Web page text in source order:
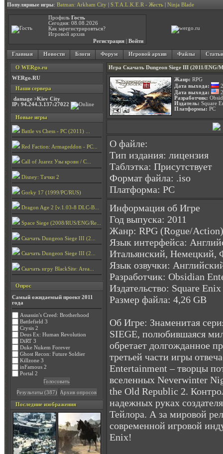
Популярные игры: Batman: Arkham City S.T.A.L.K.E.R - Жесть Ninja Blade
Профиль Гость
Сегодня: 08.08.2026
Как зарегистрировться?
Игровой архив
Регистрация
Войти
Главная Новости Блоги Форум Игровой архив Файлы Статьи
О WERgo.ru
WERgo.RU
Наши сервера
damage >Kiev City
IP: 94.244.3.137:27022
Новые игры
Battle vs Chess - PC (2011) ...
Red Faction: Armageddon - PC...
Call of Juarez Узы крови / C...
Disney: Тачки 2
Gorky 17 (1999/PC/RUS)
Dragon Age 2 [v.1.03-8 DLC-B...
Space Siege (2008/RUS/ENG/Re...
Скачать Dungeon Siege III (2...
Скачать Dungeon Siege III (2...
Скачать игру BlackSite: Area...
Опрос
Самый ожидаемый проект 2011
года
Assassin's Creed: Brotherhood
Battlefield 3
Crysis 2
Deus Ex: Human Revolution
DiRT 3
Duke Nukem Forever
Ghost Recon: Future Soldier
Killzone 3
inFamous 2
Portal 2
Последние изображения
Игра Скачать Dungeon Siege III (2011/ENG/
Жанр: RPG
Дата выхода:
Дата выхода:
Разработчик:
Издатель: Square
Платформы: PC
О файле:
Тип издания: лицензия
Таблэтка: Присутствует
Формат файла: .iso
Платформа: PC
Информация об Игре
Год выпуска: 2011
Жанр: RPG (Rogue/
Язык интерфейса:
Итальянский, Немецкий,
Язык озвучки:
Разработчик: Obsidian
Издательство: Square Enix
Размер файла: 4,26 GB
Об Игре: Знаменитая
SIEGE, полюбившаяся
обретает долгожданное
третьей части игры
Entertainment – творцы
вселенных Neverwinter
the Old Republic 2.
надежных руках
Тейлора. А за мировой
современной игровой
Enix!